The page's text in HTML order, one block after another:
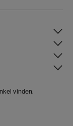
vinden.